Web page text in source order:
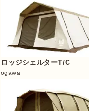
ロッジシェルターT/C
ogawa